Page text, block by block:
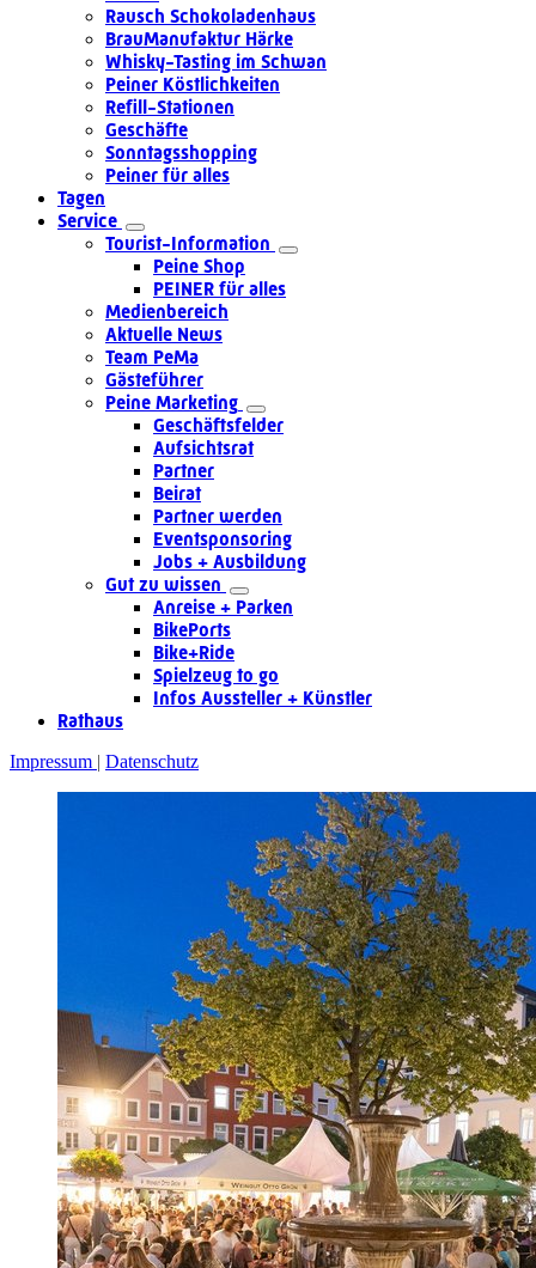
Rausch Schokoladenhaus
BrauManufaktur Härke
Whisky-Tasting im Schwan
Peiner Köstlichkeiten
Refill-Stationen
Geschäfte
Sonntagsshopping
Peiner für alles
Tagen
Service
Tourist-Information
Peine Shop
PEINER für alles
Medienbereich
Aktuelle News
Team PeMa
Gästeführer
Peine Marketing
Geschäftsfelder
Aufsichtsrat
Partner
Beirat
Partner werden
Eventsponsoring
Jobs + Ausbildung
Gut zu wissen
Anreise + Parken
BikePorts
Bike+Ride
Spielzeug to go
Infos Aussteller + Künstler
Rathaus
Impressum Datenschutz